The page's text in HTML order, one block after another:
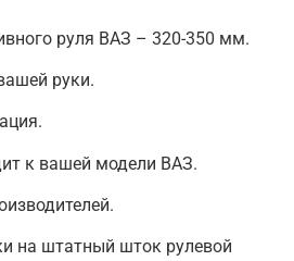
руля ВАЗ – 320-350 мм.
руки.
к вашей модели ВАЗ.
на штатный шток рулевой